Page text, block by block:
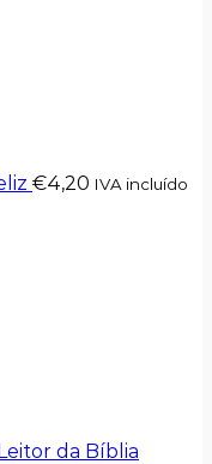
€4,20 IVA incluído
da Bíblia